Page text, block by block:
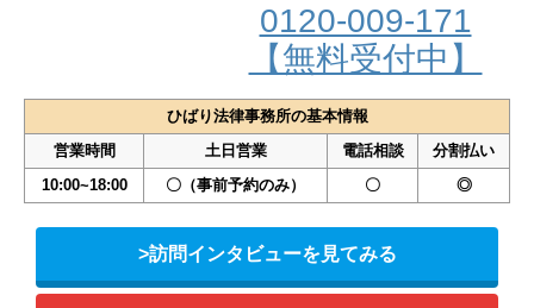
0120-009-171
【無料受付中】
ひばり法律事務所の基本情報
営業時間
土日営業 電話相談
分割払い
10:00~18:00
〇（事前予約のみ） 〇 ◎
>訪問インタビューを見てみる